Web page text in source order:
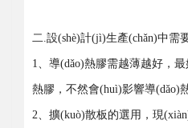
二.設(shè)計(jì)生產(chǎn)中需
1、導(dǎo)熱膠需越薄越好
熱膠，不然會(huì)影響導
2、擴(kuò)散板的選用，現